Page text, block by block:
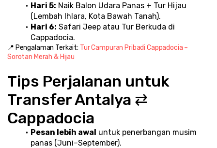
Hari 5: Naik Balon Udara Panas + Tur Hijau
(Lembah Ihlara, Kota Bawah Tanah).
Hari 6: Safari Jeep atau Tur Berkuda di
Cappadocia.
📍 Pengalaman Terkait: Tur Campuran Pribadi Cappadocia –
Sorotan Merah & Hijau
Tips Perjalanan untuk
Transfer Antalya ⇄
Cappadocia
Pesan lebih awal untuk penerbangan musim
panas (Juni–September).